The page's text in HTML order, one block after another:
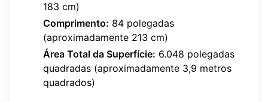
183 cm)
Comprimento: 84 polegadas
(aproximadamente 213 cm)
Área Total da Superfície: 6.048 polegadas
quadradas (aproximadamente 3,9 metros
quadrados)